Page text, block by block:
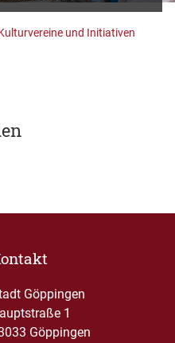
und Initiativen
Göppingen
1
Göppingen